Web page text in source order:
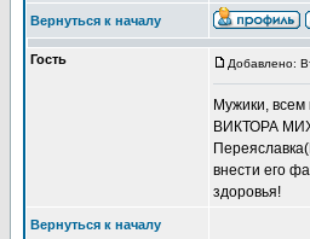
Вернуться к началу
Гость Добавлено:
Мужики,
ВИКТОРА
внести его
здоровья!
Вернуться к началу